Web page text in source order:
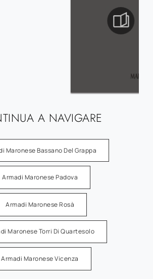
A NAVIGARE
Maronese Bassano Del Grappa
Armadi Maronese Padova
Armadi Maronese Rosà
Maronese Torri Di Quartesolo
Armadi Maronese Vicenza